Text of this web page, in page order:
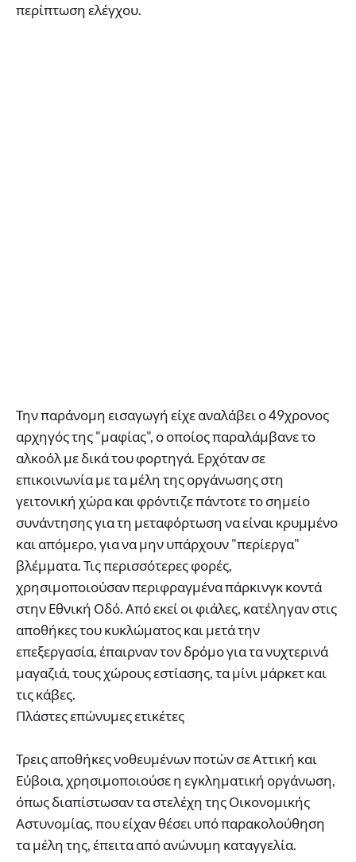
περίπτωση ελέγχου.
Την παράνομη εισαγωγή είχε αναλάβει ο 49χρονος
αρχηγός της "μαφίας", ο οποίος παραλάμβανε το
αλκοόλ με δικά του φορτηγά. Ερχόταν σε
επικοινωνία με τα μέλη της οργάνωσης στη
γειτονική χώρα και φρόντιζε πάντοτε το σημείο
συνάντησης για τη μεταφόρτωση να είναι κρυμμένο
και απόμερο, για να μην υπάρχουν "περίεργα"
βλέμματα. Τις περισσότερες φορές,
χρησιμοποιούσαν περιφραγμένα πάρκινγκ κοντά
στην Εθνική Οδό. Από εκεί οι φιάλες, κατέληγαν στις
αποθήκες του κυκλώματος και μετά την
επεξεργασία, έπαιρναν τον δρόμο για τα νυχτερινά
μαγαζιά, τους χώρους εστίασης, τα μίνι μάρκετ και
τις κάβες.
Πλάστες επώνυμες ετικέτες
Τρεις αποθήκες νοθευμένων ποτών σε Αττική και
Εύβοια, χρησιμοποιούσε η εγκληματική οργάνωση,
όπως διαπίστωσαν τα στελέχη της Οικονομικής
Αστυνομίας, που είχαν θέσει υπό παρακολούθηση
τα μέλη της, έπειτα από ανώνυμη καταγγελία.